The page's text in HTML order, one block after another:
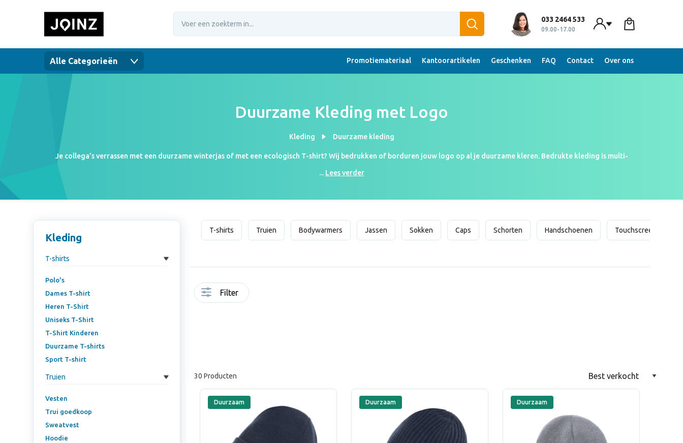
033 2464 533
09.00-17.00
Alle Categorieën Promotiemateriaal Kantoorartikelen Geschenken FAQ Contact Over ons
Duurzame Kleding met Logo
Kleding Duurzame kleding
Je collega’s verrassen met een duurzame winterjas of met een ecologisch T-shirt? Wij bedrukken of borduren jouw logo op al je duurzame kleren. Bedrukte kleding is multi-
inzetbaar. Maak je groep herkenbaar tijdens je volgende bedrijfsuitje met een bedrukte trui of een T-shirt of kom professioneel over op de beurs met bedrijfskleding. Met
duurzame kleren kom je niet alleen professioneel over bij klanten en relaties, maar laat je ook nog eens zien dat jouw bedrijf voor een duurzame toekomst staat. Ben je
... Lees verder
Kleding
T-shirts
Polo's
Dames T-shirt
Heren T-Shirt
Uniseks T-Shirt
T-Shirt Kinderen
Duurzame T-shirts
Sport T-shirt
Truien
Vesten
Trui goedkoop
Sweatvest
Hoodie
T-shirts Truien Bodywarmers Jassen Sokken Caps Schorten Handschoenen Touchscreen
Filter
30 Producten
Duurzaam Duurzaam Duurzaam